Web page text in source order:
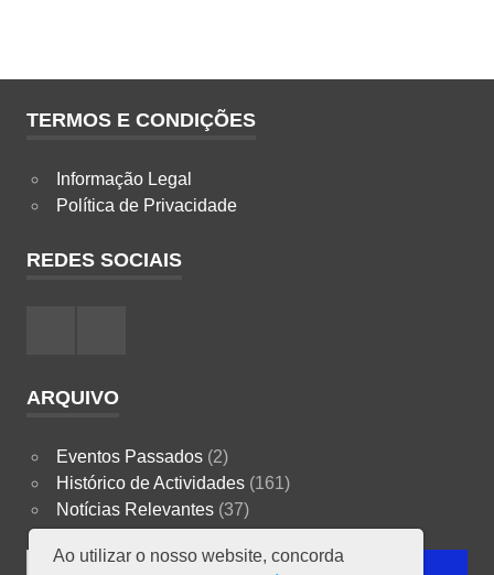
TERMOS E CONDIÇÕES
Informação Legal
Política de Privacidade
REDES SOCIAIS
ARQUIVO
Eventos Passados(2)
Histórico de Actividades(161)
Notícias Relevantes(37)
Search
Ao utilizar o nosso website, concorda